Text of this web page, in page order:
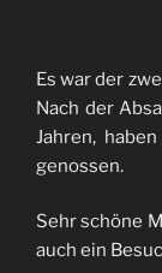
Es war der
Nach der
Jahren,
genossen.
Sehr schöne
auch ein